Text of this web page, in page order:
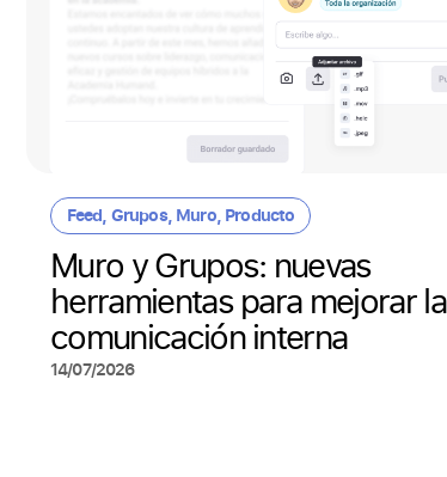
Feed, Grupos, Muro, Producto
Muro y Grupos: nuevas
herramientas para mejorar la
comunicación interna
14/07/2026